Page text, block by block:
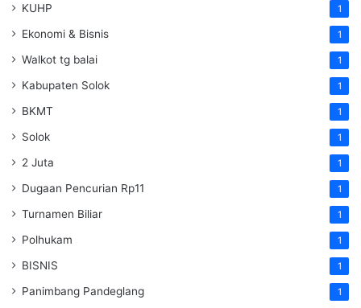
KUHP 1
Ekonomi & Bisnis 1
Walkot tg balai 1
Kabupaten Solok 1
BKMT 1
Solok 1
2 Juta 1
Dugaan Pencurian Rp11 1
Turnamen Biliar 1
Polhukam 1
BISNIS 1
Panimbang Pandeglang 1